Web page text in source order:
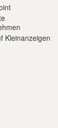
Kleinanzeigen